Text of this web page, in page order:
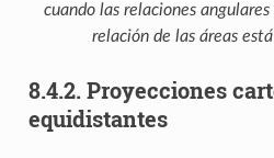
cuando las relaciones
relación de las áreas
8.4.2. Proyecciones
equidistantes